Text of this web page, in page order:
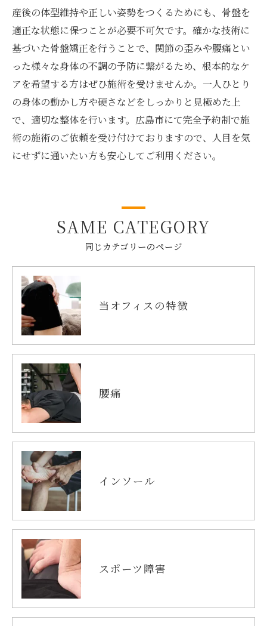
産後の体型維持や正しい姿勢をつくるためにも、骨盤を
適正な状態に保つことが必要不可欠です。確かな技術に
基づいた骨盤矯正を行うことで、関節の歪みや腰痛とい
った様々な身体の不調の予防に繋がるため、根本的なケ
アを希望する方はぜひ施術を受けませんか。一人ひとり
の身体の動かし方や硬さなどをしっかりと見極めた上
で、適切な整体を行います。広島市にて完全予約制で施
術の施術のご依頼を受け付けておりますので、人目を気
にせずに通いたい方も安心してご利用ください。
同じカテゴリーのページ
SAME CATEGORY
当オフィスの特徴
腰痛
インソール
スポーツ障害